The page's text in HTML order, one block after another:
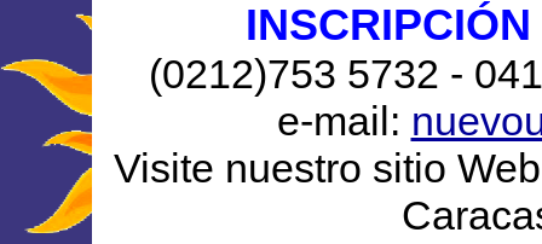
(0212)753 5732 -
e-mail:
Visite nuestro sitio